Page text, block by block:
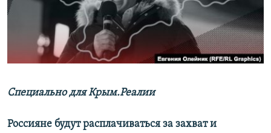
ПОБЕДИТЕЛЕЙ НЕ СУДЯТ?
КРЫМ.НЕПОКОРЕННЫЙ
ELIFBE
ПРИСОЕДИНЯЙТЕСЬ!
Все сайты RFE/RL
Специально для Крым.Реалии
Россияне будут расплачиваться за захват и